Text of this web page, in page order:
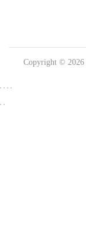
Copyright © 2026